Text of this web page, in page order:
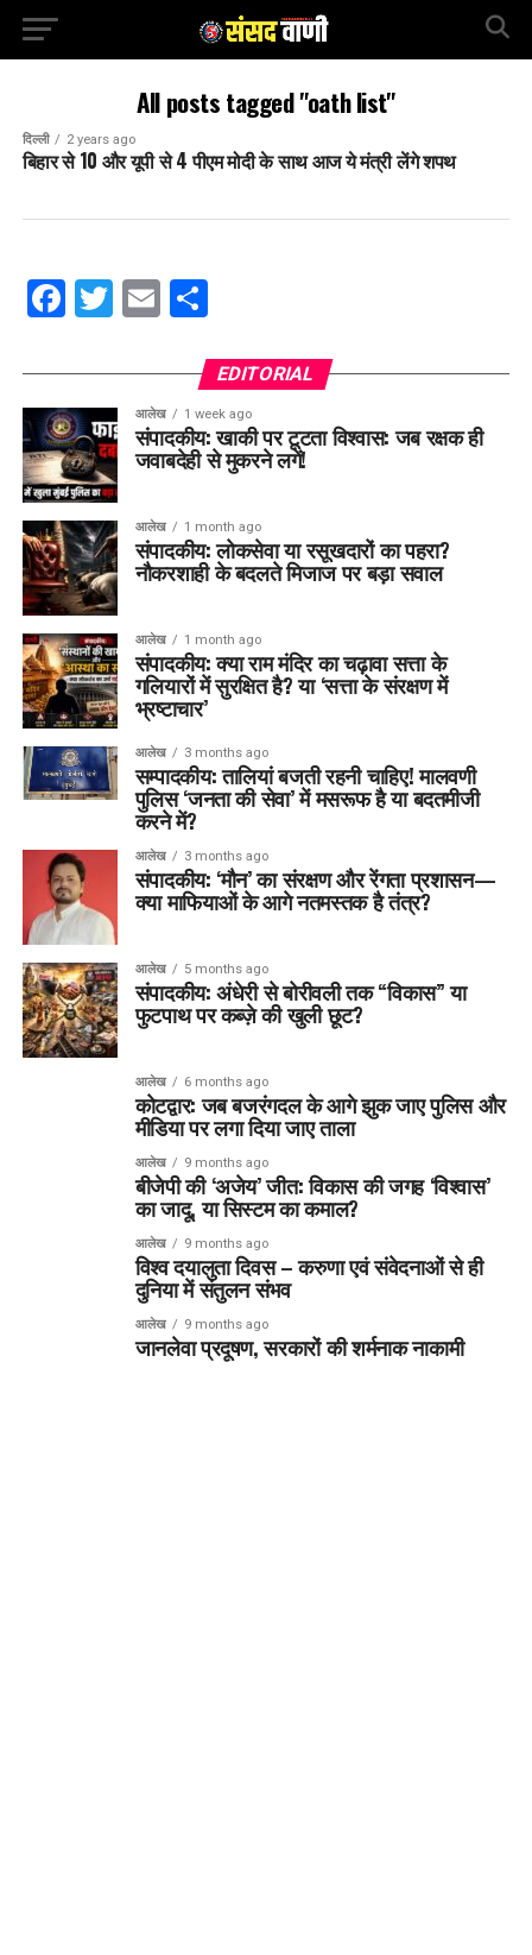
All posts tagged "oath list"
दिल्ली 2 years ago
बिहार से 10 और यूपी से 4 पीएम मोदी के साथ आज ये मंत्री लेंगे शपथ
Facebook
Twitter
EmailShare
EDITORIAL
आलेख 1 week ago
संपादकीय: खाकी पर टूटता विश्वास: जब रक्षक ही
जवाबदेही से मुकरने लगें!
आलेख 1 month ago
संपादकीय: लोकसेवा या रसूखदारों का पहरा?
नौकरशाही के बदलते मिजाज पर बड़ा सवाल
आलेख 1 month ago
संपादकीय: क्या राम मंदिर का चढ़ावा सत्ता के
गलियारों में सुरक्षित है? या ‘सत्ता के संरक्षण में
भ्रष्टाचार’
आलेख 3 months ago
सम्पादकीय: तालियां बजती रहनी चाहिए! मालवणी
पुलिस ‘जनता की सेवा’ में मसरूफ है या बदतमीजी
करने में?
आलेख 3 months ago
संपादकीय: ‘मौन’ का संरक्षण और रेंगता प्रशासन—
क्या माफियाओं के आगे नतमस्तक है तंत्र?
आलेख 5 months ago
संपादकीय: अंधेरी से बोरीवली तक “विकास” या
फुटपाथ पर कब्ज़े की खुली छूट?
आलेख 6 months ago
कोटद्वार: जब बजरंगदल के आगे झुक जाए पुलिस और
मीडिया पर लगा दिया जाए ताला
आलेख 9 months ago
बीजेपी की ‘अजेय’ जीत: विकास की जगह ‘विश्वास’
का जादू, या सिस्टम का कमाल?
आलेख 9 months ago
विश्व दयालुता दिवस – करुणा एवं संवेदनाओं से ही
दुनिया में संतुलन संभव
आलेख 9 months ago
जानलेवा प्रदूषण, सरकारों की शर्मनाक नाकामी